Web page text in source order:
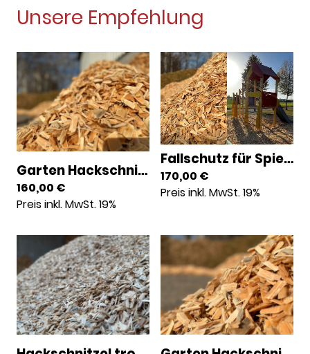
Unsere Empfehlung
Garten Hackschnitzel 1000l | 0021000
160,00 €
Preis inkl. MwSt. 19%
Fallschutz für Spielplätze 1000l | 0031000
170,00 €
Preis inkl. MwSt. 19%